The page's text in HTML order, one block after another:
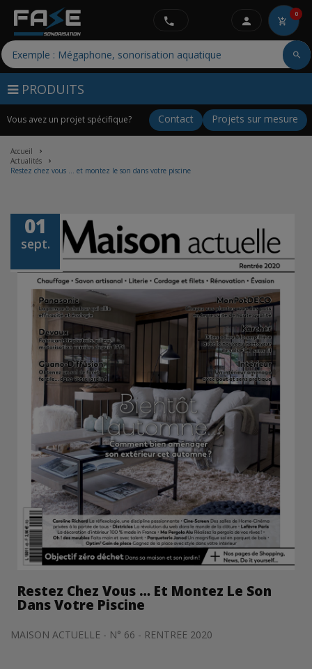
PRODUITS
Vous avez un projet spécifique? Projets sur mesure
Contact
0
Accueil
Actualités
Restez chez vous … et montez le son dans votre piscine
01
sept.
Restez Chez Vous … Et Montez Le Son
Dans Votre Piscine
MAISON ACTUELLE - N° 66 - RENTREE 2020